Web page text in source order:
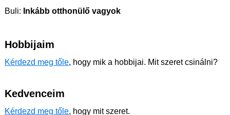
Buli: Inkább otthonülő vagyok
Hobbijaim
Kérdezd meg tőle, hogy mik a hobbijai. Mit szeret csinálni?
Kedvenceim
Kérdezd meg tőle, hogy mit szeret.